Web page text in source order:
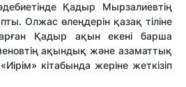
Қадыр Мырзалиевтің
Олжас өлеңдерін қазақ тіліне
Қадыр ақын екені барша
ақындық және азаматтық
кітабында жеріне жеткізіп